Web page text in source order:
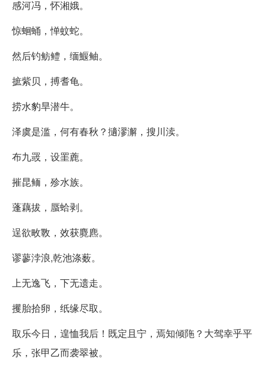
感河冯，怀湘娥。
惊蛔蛹，惮蚊蛇。
然后钓鲂鳢，缅鰋鲉。
摭紫贝，搏耆龟。
捞水豹旱潜牛。
泽虞是滥，何有春秋？擿漻澥，搜川渎。
布九罭，设罣蔍。
摧昆鲕，殄水族。
蓬藕拔，蜃蛤剥。
逞欲畋斁，效获麑麃。
谬蓼浡浪,乾池涤薮。
上无逸飞，下无遗走。
攫胎拾卵，纸缘尽取。
取乐今日，遑恤我后！既定且宁，焉知倾陁？大驾幸乎平
乐，张甲乙而袭翠被。